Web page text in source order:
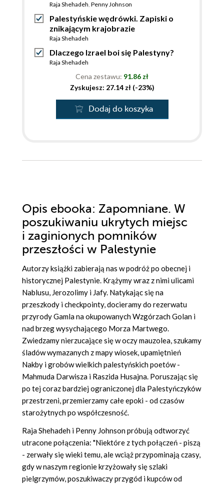
Raja Shehadeh, Penny Johnson
Palestyńskie wędrówki. Zapiski o
znikającym krajobrazie
Raja Shehadeh
Dlaczego Izrael boi się Palestyny?
Raja Shehadeh
Cena zestawu: 91.86 zł
Zyskujesz: 27.14 zł (-23%)
Dodaj do koszyka
Opis ebooka: Zapomniane. W
poszukiwaniu ukrytych miejsc
i zaginionych pomników
przeszłości w Palestynie
Autorzy książki zabierają nas w podróż po obecnej i
historycznej Palestynie. Krążymy wraz z nimi ulicami
Nablusu, Jerozolimy i Jafy. Natykając się na
przeszkody i checkpointy, docieramy do rezerwatu
przyrody Gamla na okupowanych Wzgórzach Golan i
nad brzeg wysychającego Morza Martwego.
Zwiedzamy nierzucające się w oczy mauzolea, szukamy
śladów wymazanych z mapy wiosek, upamiętnień
Nakby i grobów wielkich palestyńskich poetów -
Mahmuda Darwisza i Raszida Husajna. Poruszając się
po tej coraz bardziej ograniczonej dla Palestyńczyków
przestrzeni, przemierzamy całe epoki - od czasów
starożytnych po współczesność.
Raja Shehadeh i Penny Johnson próbują odtworzyć
utracone połączenia: "Niektóre z tych połączeń - piszą
- zerwały się wieki temu, ale wciąż przypominają czasy,
gdy w naszym regionie krzyżowały się szlaki
pielgrzymów, poszukiwaczy przygód i kupców od